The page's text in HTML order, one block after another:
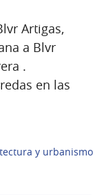
Artigas,
a Blvr
.
en las
al filtrar por la
y urbanismo